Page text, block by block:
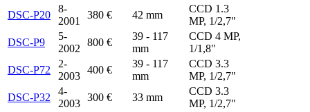
DSC-P20
8-
2001
380 € 42 mm
CCD 1.3
MP, 1/2,7"
DSC-P9
5-
2002
800 €
39 - 117
mm
CCD 4 MP,
1/1,8"
DSC-P72
2-
2003
400 €
39 - 117
mm
CCD 3.3
MP, 1/2,7"
DSC-P32
4-
2003
300 € 33 mm
CCD 3.3
MP, 1/2,7"